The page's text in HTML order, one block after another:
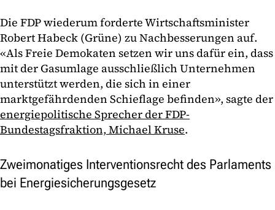
Die FDP wiederum forderte Wirtschaftsminister
Robert Habeck (Grüne) zu Nachbesserungen auf.
«Als Freie Demokaten setzen wir uns dafür ein, dass
mit der Gasumlage ausschließlich Unternehmen
unterstützt werden, die sich in einer
marktgefährdenden Schieflage befinden», sagte der
energiepolitische Sprecher der FDP-
Bundestagsfraktion, Michael Kruse.
Zweimonatiges Interventionsrecht des Parlaments
bei Energiesicherungsgesetz